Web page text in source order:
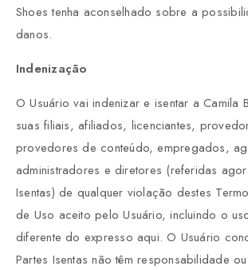
Shoes tenha aconselhado sobre a
danos.
Indenização
O Usuário vai indenizar e isentar a Camila
suas filiais, afiliados, licenciantes,
provedores de conteúdo, empregados,
administradores e diretores (referidas
Isentas) de qualquer violação destes
de Uso aceito pelo Usuário, incluindo o
diferente do expresso aqui. O Usuário
Partes Isentas não têm responsabilidade